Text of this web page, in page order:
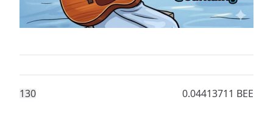
130 0.04413711 BEE